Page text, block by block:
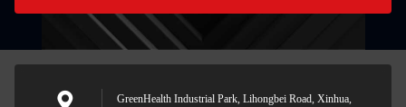
GreenHealth Industrial Park, Lihongbei Road, Xinhua,